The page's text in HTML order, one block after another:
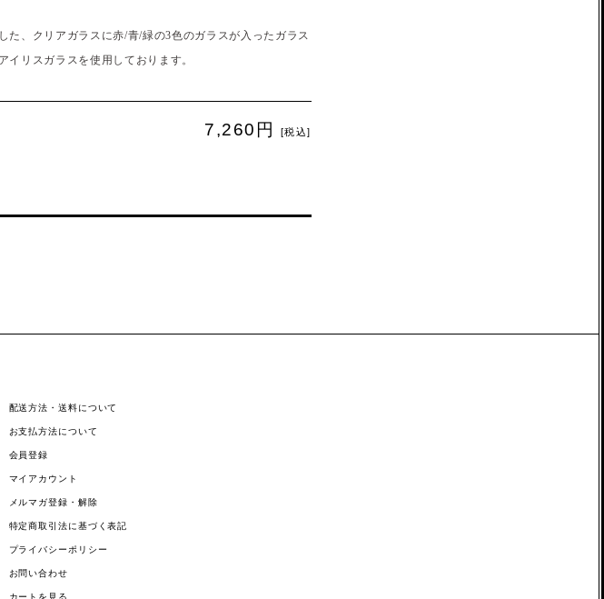
、クリアガラスに赤/青/緑の3色のガラスが入ったガラス
リスガラスを使用しております。
7,260円 [税込]
配送方法・送料について
お支払方法について
会員登録
マイアカウント
メルマガ登録・解除
特定商取引法に基づく表記
プライバシーポリシー
お問い合わせ